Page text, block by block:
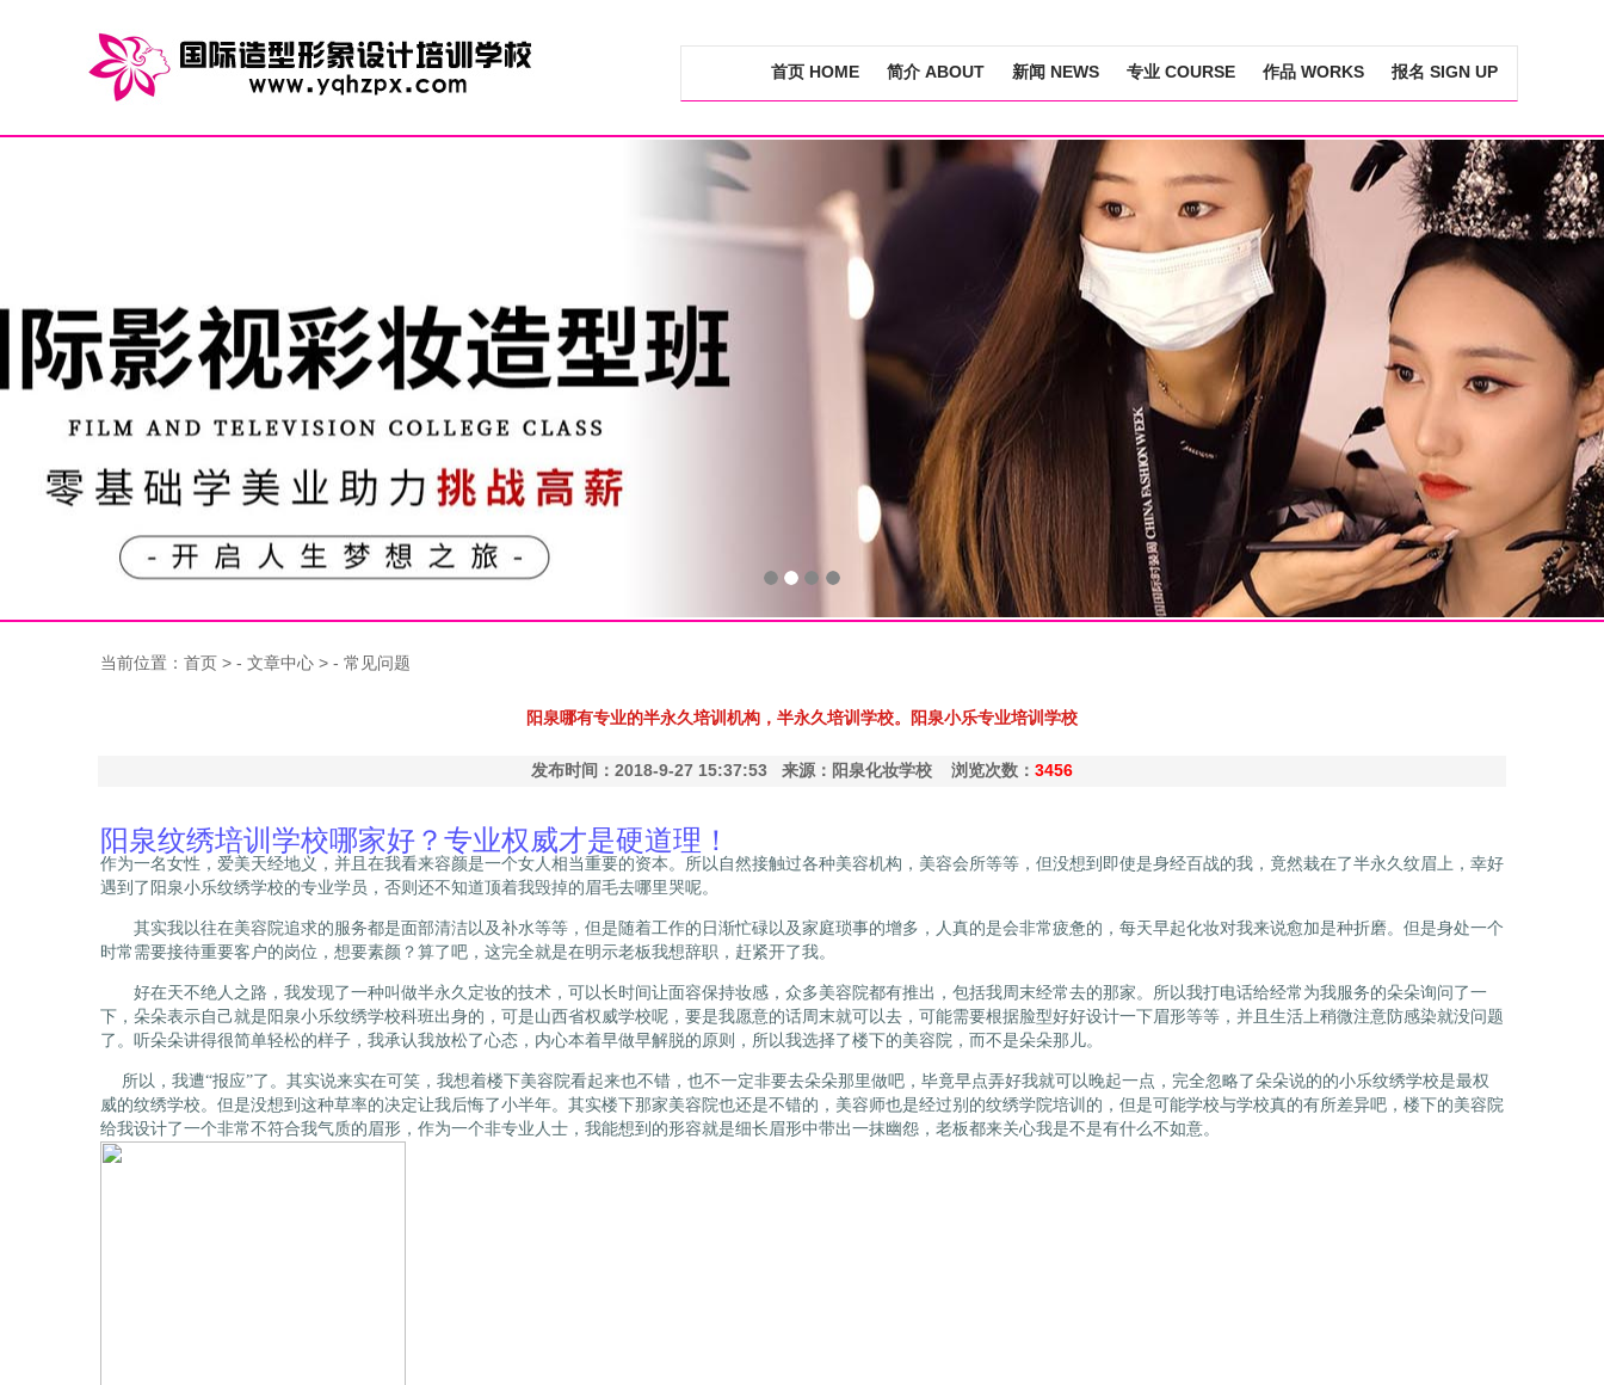
首页 HOME 简介 ABOUT 新闻 NEWS 专业 COURSE 作品 WORKS 报名 SIGN UP
当前位置： 首页 > - 文章中心 > - 常见问题
阳泉哪有专业的半永久培训机构，半永久培训学校。阳泉小乐专业培训学校
发布时间：2018-9-27 15:37:53 来源：阳泉化妆学校 浏览次数： 3456
阳泉纹绣培训学校哪家好？专业权威才是硬道理！
作为一名女性，爱美天经地义，并且在我看来容颜是一个女人相当重要的资本。所以自然接触过各种美容机构，美容会所等等，但没想到即使是身经百战的我，竟然栽在了半永久纹眉上，幸好
遇到了阳泉小乐纹绣学校的专业学员，否则还不知道顶着我毁掉的眉毛去哪里哭呢。
其实我以往在美容院追求的服务都是面部清洁以及补水等等，但是随着工作的日渐忙碌以及家庭琐事的增多，人真的是会非常疲惫的，每天早起化妆对我来说愈加是种折磨。但是身处一个
时常需要接待重要客户的岗位，想要素颜？算了吧，这完全就是在明示老板我想辞职，赶紧开了我。
好在天不绝人之路，我发现了一种叫做半永久定妆的技术，可以长时间让面容保持妆感，众多美容院都有推出，包括我周末经常去的那家。所以我打电话给经常为我服务的朵朵询问了一
下，朵朵表示自己就是阳泉小乐纹绣学校科班出身的，可是山西省权威学校呢，要是我愿意的话周末就可以去，可能需要根据脸型好好设计一下眉形等等，并且生活上稍微注意防感染就没问题
了。听朵朵讲得很简单轻松的样子，我承认我放松了心态，内心本着早做早解脱的原则，所以我选择了楼下的美容院，而不是朵朵那儿。
所以，我遭“报应”了。其实说来实在可笑，我想着楼下美容院看起来也不错，也不一定非要去朵朵那里做吧，毕竟早点弄好我就可以晚起一点，完全忽略了朵朵说的的小乐纹绣学校是最权
威的纹绣学校。但是没想到这种草率的决定让我后悔了小半年。其实楼下那家美容院也还是不错的，美容师也是经过别的纹绣学院培训的，但是可能学校与学校真的有所差异吧，楼下的美容院
给我设计了一个非常不符合我气质的眉形，作为一个非专业人士，我能想到的形容就是细长眉形中带出一抹幽怨，老板都来关心我是不是有什么不如意。